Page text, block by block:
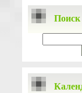
Поиск